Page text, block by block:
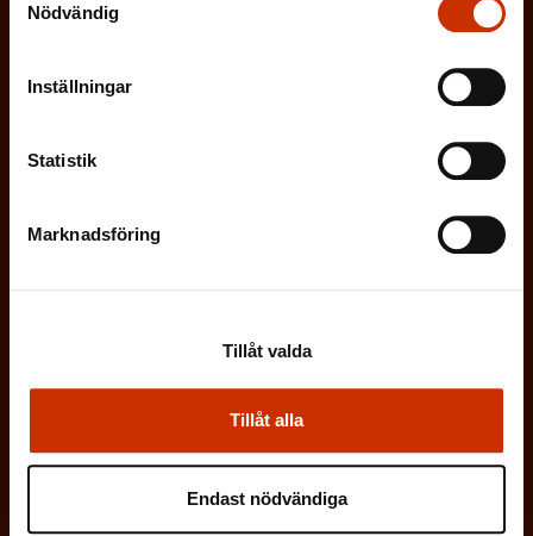
Nödvändig
Inställningar
Statistik
Marknadsföring
Tillåt alla
Tillåt valda
Endast nödvändiga
t